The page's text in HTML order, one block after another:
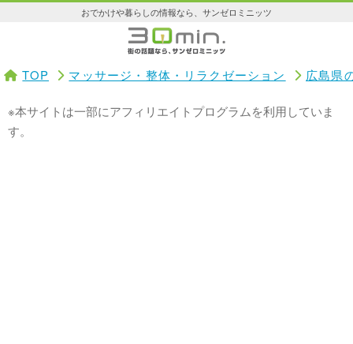
おでかけや暮らしの情報なら、サンゼロミニッツ
TOP マッサージ・整体・リラクゼーション 広島県
※本サイトは一部にアフィリエイトプログラムを利用していま
す。